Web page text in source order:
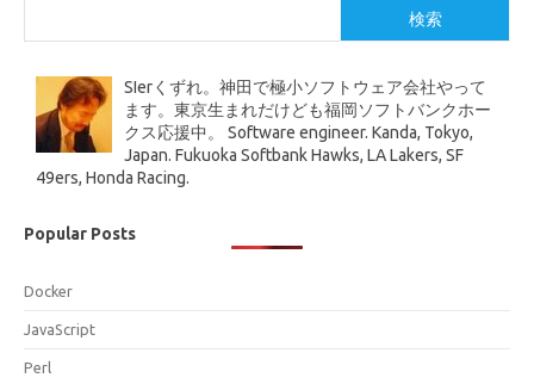
検索
SIerくずれ。神田で極小ソフトウェア会社やって
ます。東京生まれだけども福岡ソフトバンクホー
クス応援中。 Software engineer. Kanda, Tokyo,
Japan. Fukuoka Softbank Hawks, LA Lakers, SF
49ers, Honda Racing.
Popular Posts
Docker
JavaScript
Perl